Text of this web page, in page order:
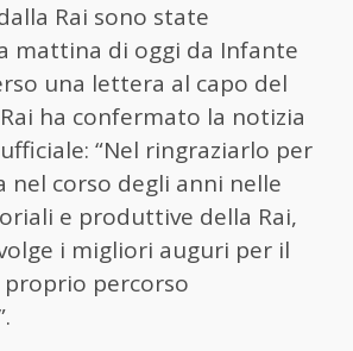
Rai sono state
mattina di oggi da Infante
una lettera al capo del
ha confermato la notizia
“Nel ringraziarlo per
nel corso degli anni nelle
e produttive della Rai,
i migliori auguri per il
percorso